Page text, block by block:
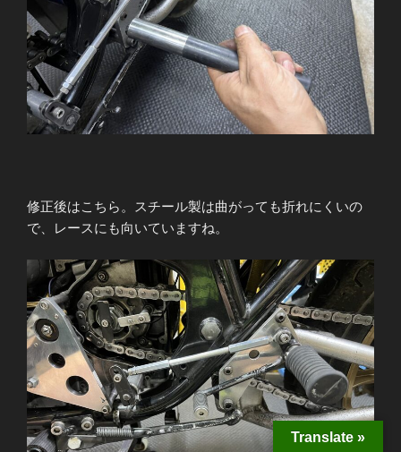
修正後はこちら。スチール製は曲がっても折れにくいの
で、レースにも向いていますね。
Translate »